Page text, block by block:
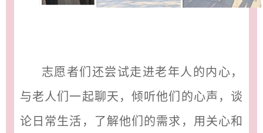
志愿者们还尝试走进老年人的内心，
与老人们一起聊天，倾听他们的心声，谈
论日常生活，了解他们的需求，用关心和